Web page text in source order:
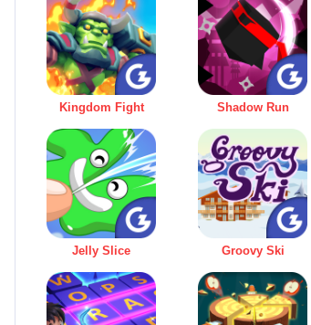
Kingdom Fight Shadow Run
Jelly Slice Groovy Ski